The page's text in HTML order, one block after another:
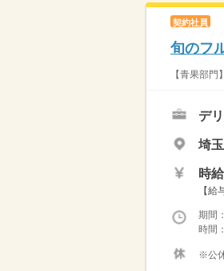
契約社員
旬のフ
【青果部
デ
埼
時
【
期
時間
※公